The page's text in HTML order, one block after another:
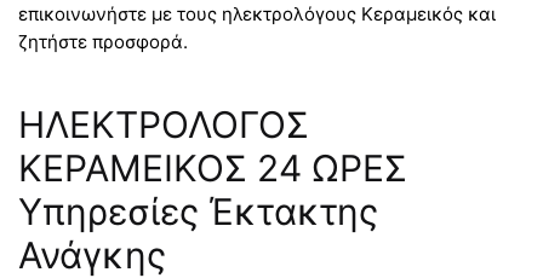
επικοινωνήστε με τους ηλεκτρολόγους Κεραμεικός και
ζητήστε προσφορά.
ΗΛΕΚΤΡΟΛΟΓΟΣ
ΚΕΡΑΜΕΙΚΟΣ 24 ΩΡΕΣ
Υπηρεσίες Έκτακτης
Ανάγκης